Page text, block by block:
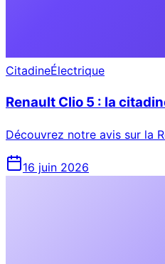
CitadineÉlectrique
Renault Clio 5 : la
Découvrez notre avis sur la
16 juin 2026